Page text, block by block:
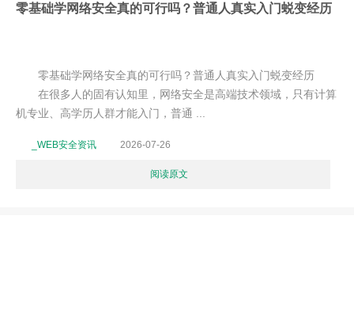
零基础学网络安全真的可行吗？普通人真实入门蜕变经历
零基础学网络安全真的可行吗？普通人真实入门蜕变经历
在很多人的固有认知里，网络安全是高端技术领域，只有计算
机专业、高学历人群才能入门，普通 ...
_WEB安全资讯 2026-07-26
阅读原文